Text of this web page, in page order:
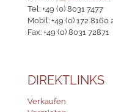
Tel: +49 (0) 8031 7477
Mobil: +49 (0) 172 8160
Fax: +49 (0) 8031 72871
DIREKTLINKS
Verkaufen